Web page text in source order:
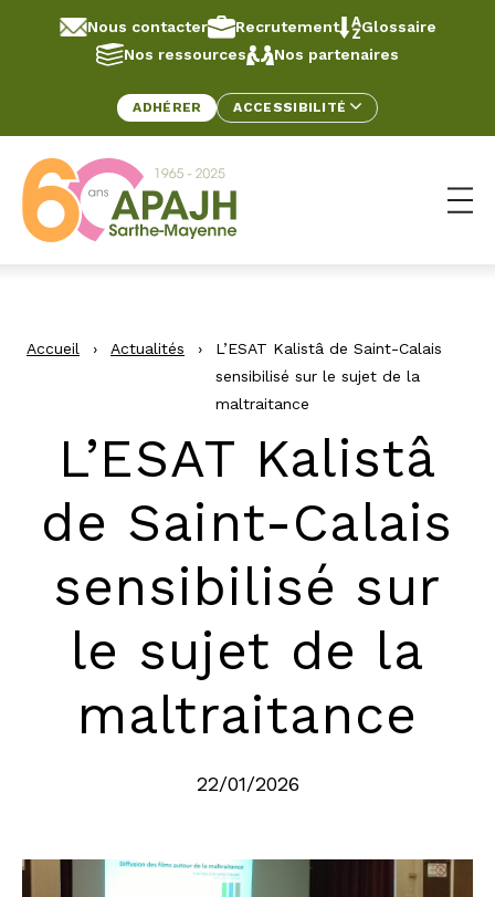
Aller au contenu
Nous contacter Recrutement
Glossaire
Nos ressources
Nos partenaires
ADHÉRER ACCESSIBILITÉ
Accueil › Actualités ›
L’ESAT Kalistâ de Saint-Calais
sensibilisé sur le sujet de la
maltraitance
L’ESAT Kalistâ
de Saint-Calais
sensibilisé sur
le sujet de la
maltraitance
22/01/2026
Panneau de gestion des cookies